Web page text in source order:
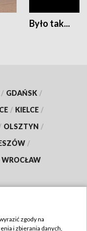
Było tak...
/ GDAŃSK /
/ KIELCE /
OLSZTYN /
/
WROCŁAW
zgody na
i zbierania danych,